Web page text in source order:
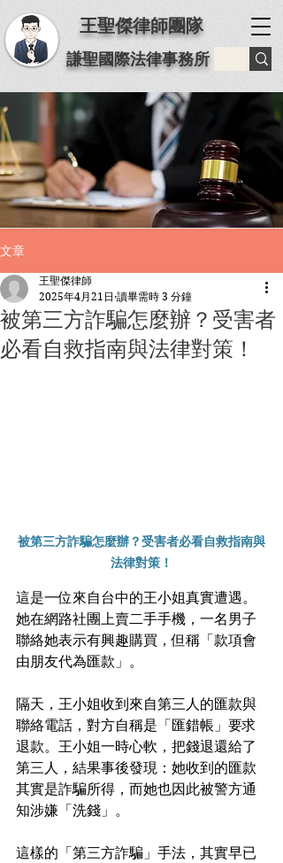
王聖傑律師團隊
謙聖國際法律事務所
文章
被第三方詐騙怎麼辦？受害者
必看自救指南與法律對策！
王聖傑律師
2025年4月21日 讀畢需時 3 分鐘
被第三方詐騙怎麼辦？受害者必看自救指南與
法律對策！
這是一位來自台中的王小姐真實遭遇。
她在網路社團上賣二手手機，一名男子
聯絡她表示有興趣購買，但稱「款項會
由朋友代為匯款」。
隔天，王小姐收到來自第三人的匯款與
聯絡電話，對方自稱是「匯錯帳」要求
退款。王小姐一時心軟，把錢退還給了
第三人，結果事後發現：她收到的匯款
其實是詐騙所得，而她也因此被警方通
知涉嫌「洗錢」。
這樣的「第三方詐騙」手法，其實早已